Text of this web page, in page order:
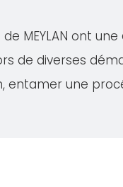
MEYLAN ont une
de diverses
entamer une